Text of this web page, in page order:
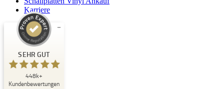
Karriere
SEHR GUT
448k+
Kundenbewertungen
Kundenbewertungen und Erfahrungen zu
SEHR GUT